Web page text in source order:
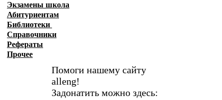
Экзамены школа
Абитуриентам
Библиотеки
Справочники
Рефераты
Прочее
Помоги нашему сайту
alleng!
Задонатить можно здесь: